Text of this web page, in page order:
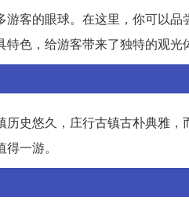
客的眼球。在这里，你可以品
色，给游客带来了独特的观光
史悠久，庄行古镇古朴典雅
一游。